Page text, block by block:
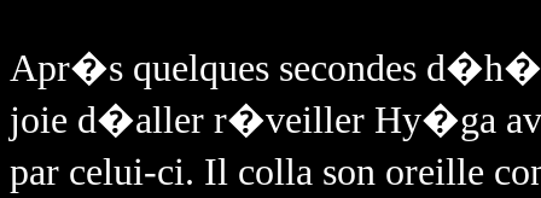
Apr�s quelques secondes
joie d�aller r�veiller Hy�ga
par celui-ci. Il colla son oreille